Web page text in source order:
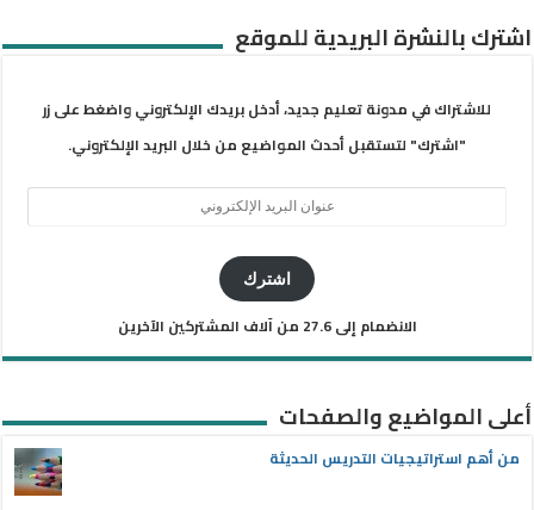
اشترك بالنشرة البريدية للموقع
للاشتراك في مدونة تعليم جديد، أدخل بريدك الإلكتروني واضغط على زر
"اشترك" لتستقبل أحدث المواضيع من خلال البريد الإلكتروني.
اشترك
الانضمام إلى 27.6 من آلاف المشتركين الآخرين
أعلى المواضيع والصفحات
من أهم استراتيجيات التدريس الحديثة